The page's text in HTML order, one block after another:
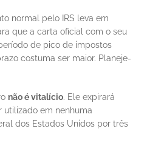
normal pelo IRS leva em
que a carta oficial com o seu
de pico de impostos
costuma ser maior. Planeje-
não é vitalício. Ele expirará
utilizado em nenhuma
dos Estados Unidos por três